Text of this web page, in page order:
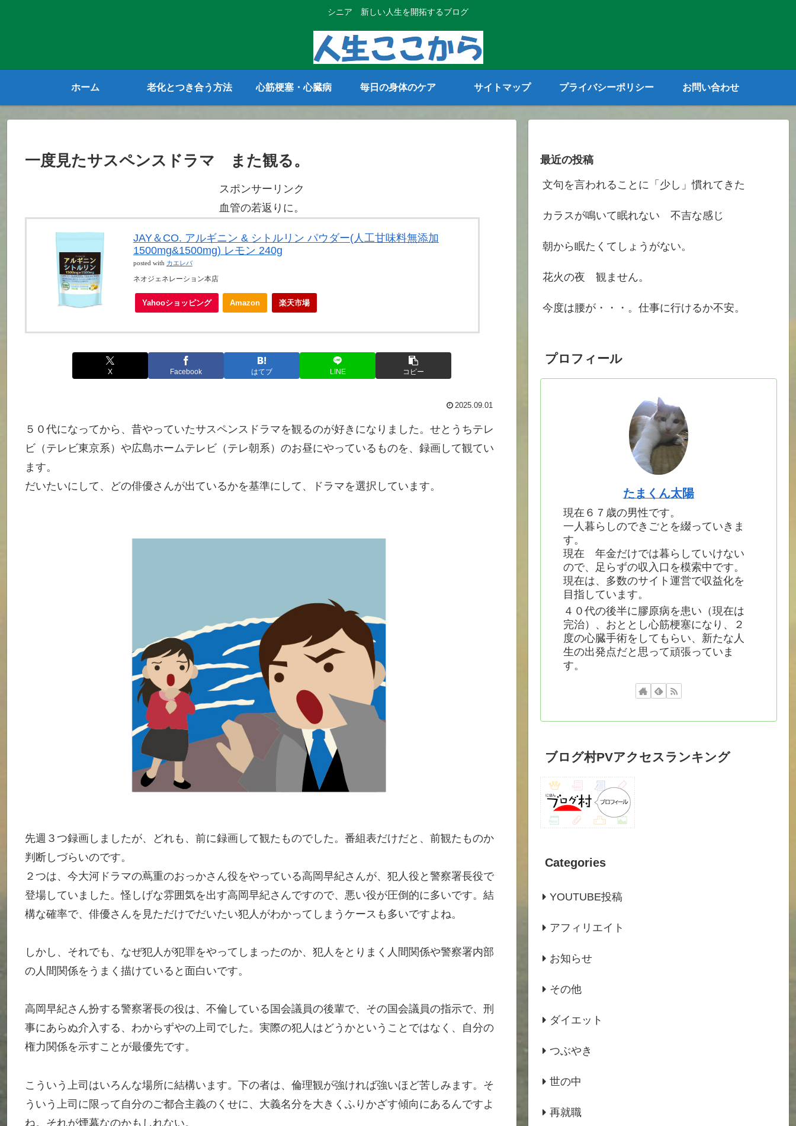
シニア 新しい人生を開拓するブログ
ホーム 老化とつき合う方法 心筋梗塞・心臓病 毎日の身体のケア サイトマップ プライバシーポリシー お問い合わせ
一度見たサスペンスドラマ また観る。
スポンサーリンク
血管の若返りに。
JAY＆CO. アルギニン & シトルリン パウダー(人工甘味料無添加
1500mg&1500mg) レモン 240g
posted with カエレバ
ネオジェネレーション本店
Yahooショッピング Amazon 楽天市場
X Facebook はてブ LINE コピー
2025.09.01
５０代になってから、昔やっていたサスペンスドラマを観るのが好きになりました。せとうちテレ
ビ（テレビ東京系）や広島ホームテレビ（テレ朝系）のお昼にやっているものを、録画して観てい
ます。
だいたいにして、どの俳優さんが出ているかを基準にして、ドラマを選択しています。
先週３つ録画しましたが、どれも、前に録画して観たものでした。番組表だけだと、前観たものか
判断しづらいのです。
２つは、今大河ドラマの蔦重のおっかさん役をやっている高岡早紀さんが、犯人役と警察署長役で
登場していました。怪しげな雰囲気を出す高岡早紀さんですので、悪い役が圧倒的に多いです。結
構な確率で、俳優さんを見ただけでだいたい犯人がわかってしまうケースも多いですよね。
しかし、それでも、なぜ犯人が犯罪をやってしまったのか、犯人をとりまく人間関係や警察署内部
の人間関係をうまく描けていると面白いです。
高岡早紀さん扮する警察署長の役は、不倫している国会議員の後輩で、その国会議員の指示で、刑
事にあらぬ介入する、わからずやの上司でした。実際の犯人はどうかということではなく、自分の
権力関係を示すことが最優先です。
こういう上司はいろんな場所に結構います。下の者は、倫理観が強ければ強いほど苦しみます。そ
ういう上司に限って自分のご都合主義のくせに、大義名分を大きくふりかざす傾向にあるんですよ
ね。それが煙幕なのかもしれない。
最近の投稿
文句を言われることに「少し」慣れてきた
カラスが鳴いて眠れない 不吉な感じ
朝から眠たくてしょうがない。
花火の夜 観ません。
今度は腰が・・・。仕事に行けるか不安。
プロフィール
たまくん太陽
現在６７歳の男性です。
一人暮らしのできごとを綴っていきま
す。
現在 年金だけでは暮らしていけない
ので、足らずの収入口を模索中です。
現在は、多数のサイト運営で収益化を
目指しています。
４０代の後半に膠原病を患い（現在は
完治）、おととし心筋梗塞になり、２
度の心臓手術をしてもらい、新たな人
生の出発点だと思って頑張っていま
す。
ブログ村PVアクセスランキング
Categories
YOUTUBE投稿
アフィリエイト
お知らせ
その他
ダイエット
つぶやき
世の中
再就職